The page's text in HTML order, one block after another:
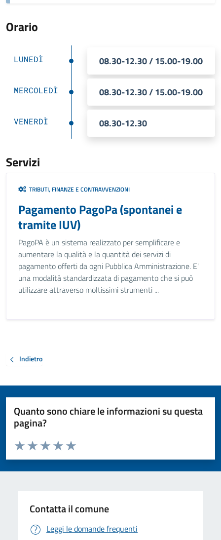
Orario
LUNEDÌ 08.30-12.30 / 15.00-19.00
MERCOLEDÌ 08.30-12.30 / 15.00-19.00
VENERDÌ 08.30-12.30
Servizi
TRIBUTI, FINANZE E CONTRAVVENZIONI
Pagamento PagoPa (spontanei e
tramite IUV)
PagoPA è un sistema realizzato per semplificare e
aumentare la qualità e la quantità dei servizi di
pagamento offerti da ogni Pubblica Amministrazione. E'
una modalità standardizzata di pagamento che si può
utilizzare attraverso moltissimi strumenti ...
Indietro
Quanto sono chiare le informazioni su questa
pagina?
Valuta da 1 a 5 stelle la pagina
Valuta 5 stelle su 5
Valuta 4 stelle su 5
Valuta 3 stelle su 5
Valuta 2 stelle su 5
Valuta 1 stelle su 5
Contatta il comune
Leggi le domande frequenti